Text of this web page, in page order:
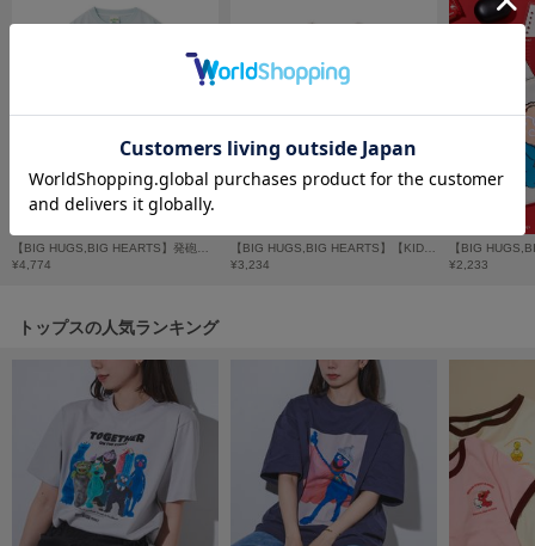
ジェラート ピケ
ジェラート ピケ キャットアンドドッグ
ジェラート ピケ スリープ
GRAMICCI
Henon.
へノン
¥4,774
¥3,234
¥2,233
トップスの人気ランキング